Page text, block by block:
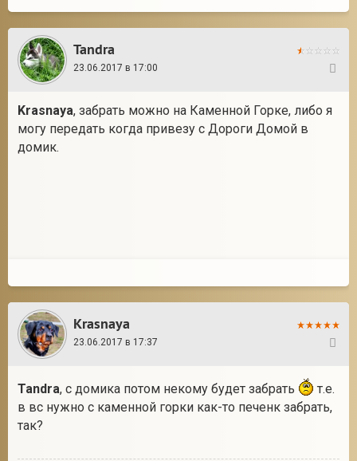
Tandra
23.06.2017 в 17:00
Krasnaya, забрать можно на Каменной Горке, либо я
могу передать когда привезу с Дороги Домой в
домик.
Krasnaya
23.06.2017 в 17:37
Tandra, с домика потом некому будет забрать
т.е.
в вс нужно с каменной горки как-то печенк забрать,
так?